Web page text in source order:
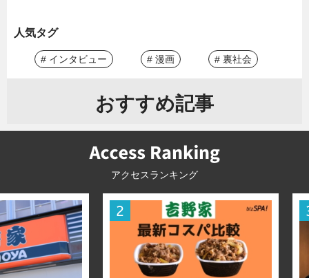
人気タグ
# インタビュー # 漫画 # 裏社会
おすすめ記事
アクセスランキング